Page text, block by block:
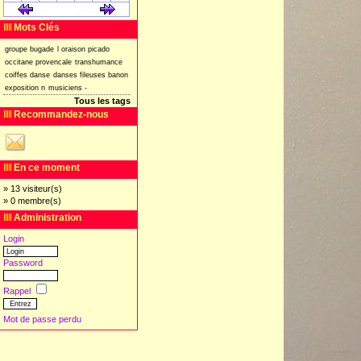
Mots Clés
groupe bugade oraison picado
occitane provencale transhumance
coiffes danse danses fileuses banon
exposition n musiciens -
Tous les tags
Recommandez-nous
En ce moment
» 13 visiteur(s)
» 0 membre(s)
Administration
Login
Password
Rappel
Mot de passe perdu